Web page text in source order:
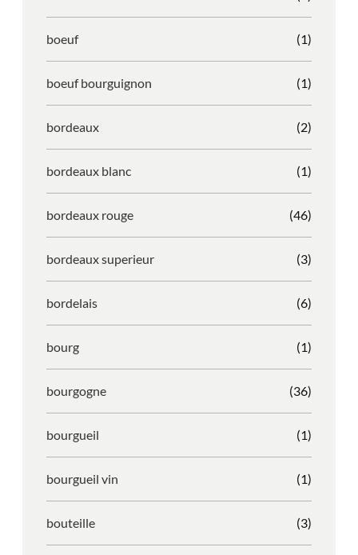
boeuf (1)
boeuf bourguignon (1)
bordeaux (2)
bordeaux blanc (1)
bordeaux rouge (46)
bordeaux superieur (3)
bordelais (6)
bourg (1)
bourgogne (36)
bourgueil (1)
bourgueil vin (1)
bouteille (3)